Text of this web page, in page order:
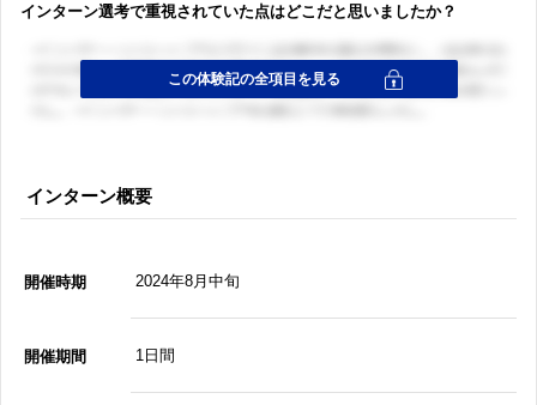
インターン選考で重視されていた点はどこだと思いましたか？
インターン概要
開催時期 2024年8月中旬
開催期間 1日間